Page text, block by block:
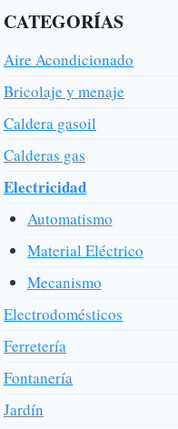
CATEGORÍAS
Aire Acondicionado
Bricolaje y menaje
Caldera gasoil
Calderas gas
Electricidad
Automatismo
Material Eléctrico
Mecanismo
Electrodomésticos
Ferretería
Fontanería
Jardín